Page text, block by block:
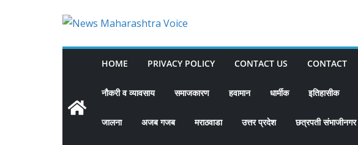
HOME PRIVACY POLICY CONTACT US CONTACT
नौकरी व व्यावसाय समाजकारण हवामान धार्मीक इतिहासीक
जालना अजब गजब मराठवाडा उत्तर प्रदेश छत्रपती संभाजीनगर